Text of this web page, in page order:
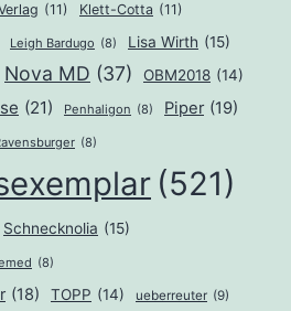
(11) Klett-Cotta (11)
Leigh Bardugo (8) Lisa Wirth (15)
Nova MD (37) OBM2018 (14)
(21) Penhaligon (8) Piper (19)
(8)
(521)
Schnecknolia (15)
(8)
(18) TOPP (14) ueberreuter (9)